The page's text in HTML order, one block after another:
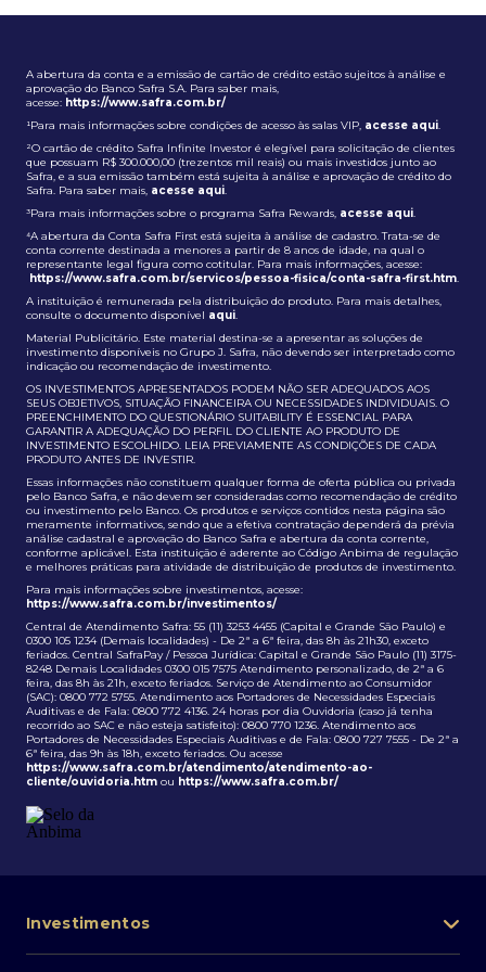
A abertura da conta e a emissão de cartão de crédito estão sujeitos à análise e
aprovação do Banco Safra S.A. Para saber mais,
acesse: https://www.safra.com.br/
¹Para mais informações sobre condições de acesso às salas VIP, acesse aqui.
²O cartão de crédito Safra Infinite Investor é elegível para solicitação de clientes
que possuam R$ 300.000,00 (trezentos mil reais) ou mais investidos junto ao
Safra, e a sua emissão também está sujeita à análise e aprovação de crédito do
Safra. Para saber mais, acesse aqui.
³Para mais informações sobre o programa Safra Rewards, acesse aqui.
⁴A abertura da Conta Safra First está sujeita à análise de cadastro. Trata-se de
conta corrente destinada a menores a partir de 8 anos de idade, na qual o
representante legal figura como cotitular. Para mais informações, acesse:
https://www.safra.com.br/servicos/pessoa-fisica/conta-safra-first.htm.
A instituição é remunerada pela distribuição do produto. Para mais detalhes,
consulte o documento disponível aqui.
Material Publicitário. Este material destina-se a apresentar as soluções de
investimento disponíveis no Grupo J. Safra, não devendo ser interpretado como
indicação ou recomendação de investimento.
OS INVESTIMENTOS APRESENTADOS PODEM NÃO SER ADEQUADOS AOS
SEUS OBJETIVOS, SITUAÇÃO FINANCEIRA OU NECESSIDADES INDIVIDUAIS. O
PREENCHIMENTO DO QUESTIONÁRIO SUITABILITY É ESSENCIAL PARA
GARANTIR A ADEQUAÇÃO DO PERFIL DO CLIENTE AO PRODUTO DE
INVESTIMENTO ESCOLHIDO. LEIA PREVIAMENTE AS CONDIÇÕES DE CADA
PRODUTO ANTES DE INVESTIR.
Essas informações não constituem qualquer forma de oferta pública ou privada
pelo Banco Safra, e não devem ser consideradas como recomendação de crédito
ou investimento pelo Banco. Os produtos e serviços contidos nesta página são
meramente informativos, sendo que a efetiva contratação dependerá da prévia
análise cadastral e aprovação do Banco Safra e abertura da conta corrente,
conforme aplicável. Esta instituição é aderente ao Código Anbima de regulação
e melhores práticas para atividade de distribuição de produtos de investimento.
Para mais informações sobre investimentos, acesse:
https://www.safra.com.br/investimentos/
Central de Atendimento Safra: 55 (11) 3253 4455 (Capital e Grande São Paulo) e
0300 105 1234 (Demais localidades) - De 2ª a 6ª feira, das 8h às 21h30, exceto
feriados. Central SafraPay / Pessoa Jurídica: Capital e Grande São Paulo (11) 3175-
8248 Demais Localidades 0300 015 7575 Atendimento personalizado, de 2ª a 6
feira, das 8h às 21h, exceto feriados. Serviço de Atendimento ao Consumidor
(SAC): 0800 772 5755. Atendimento aos Portadores de Necessidades Especiais
Auditivas e de Fala: 0800 772 4136. 24 horas por dia Ouvidoria (caso já tenha
recorrido ao SAC e não esteja satisfeito): 0800 770 1236. Atendimento aos
Portadores de Necessidades Especiais Auditivas e de Fala: 0800 727 7555 - De 2ª a
6ª feira, das 9h às 18h, exceto feriados. Ou acesse
https://www.safra.com.br/atendimento/atendimento-ao-
cliente/ouvidoria.htm ou https://www.safra.com.br/
Investimentos